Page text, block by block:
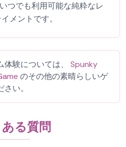
つでも利用可能な純粋なレ
メントです。
験については、
Spunky
のその他の素晴らしいゲ
い。
る質問